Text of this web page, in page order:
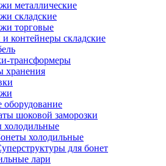
металлические
складские
торговые
контейнеры складские
трансформеры
хранения
оборудование
шоковой заморозки
холодильные
холодильные
для бонет
лари